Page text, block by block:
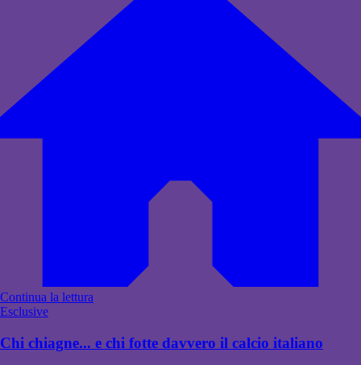
Continua la lettura
Esclusive
Chi chiagne... e chi fotte davvero il calcio italiano